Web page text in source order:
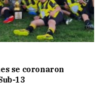
se coronaron
13